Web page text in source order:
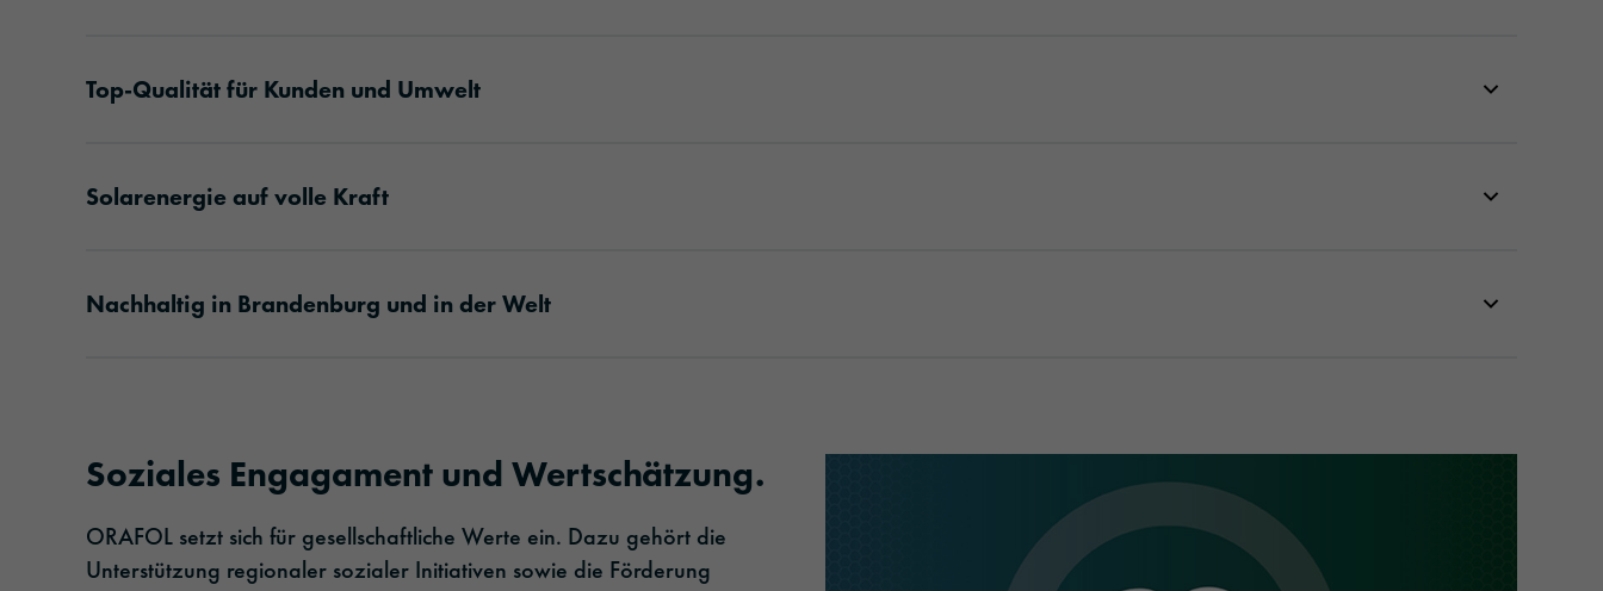
Top-Qualität für Kunden und Umwelt
Solarenergie auf volle Kraft
Nachhaltig in Brandenburg und in der Welt
Soziales Engagament und Wertschätzung.
ORAFOL setzt sich für gesellschaftliche Werte ein. Dazu gehört die
Unterstützung regionaler sozialer Initiativen sowie die Förderung